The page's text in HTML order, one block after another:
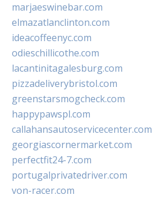
marjaeswinebar.com
elmazatlanclinton.com
ideacoffeenyc.com
odieschillicothe.com
lacantinitagalesburg.com
pizzadeliverybristol.com
greenstarsmogcheck.com
happypawspl.com
callahansautoservicecenter.com
georgiascornermarket.com
perfectfit24-7.com
portugalprivatedriver.com
von-racer.com